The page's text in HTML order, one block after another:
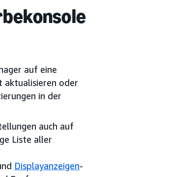
auf eine
aktualisieren oder
in der
auch auf
Liste aller
Displayanzeigen-